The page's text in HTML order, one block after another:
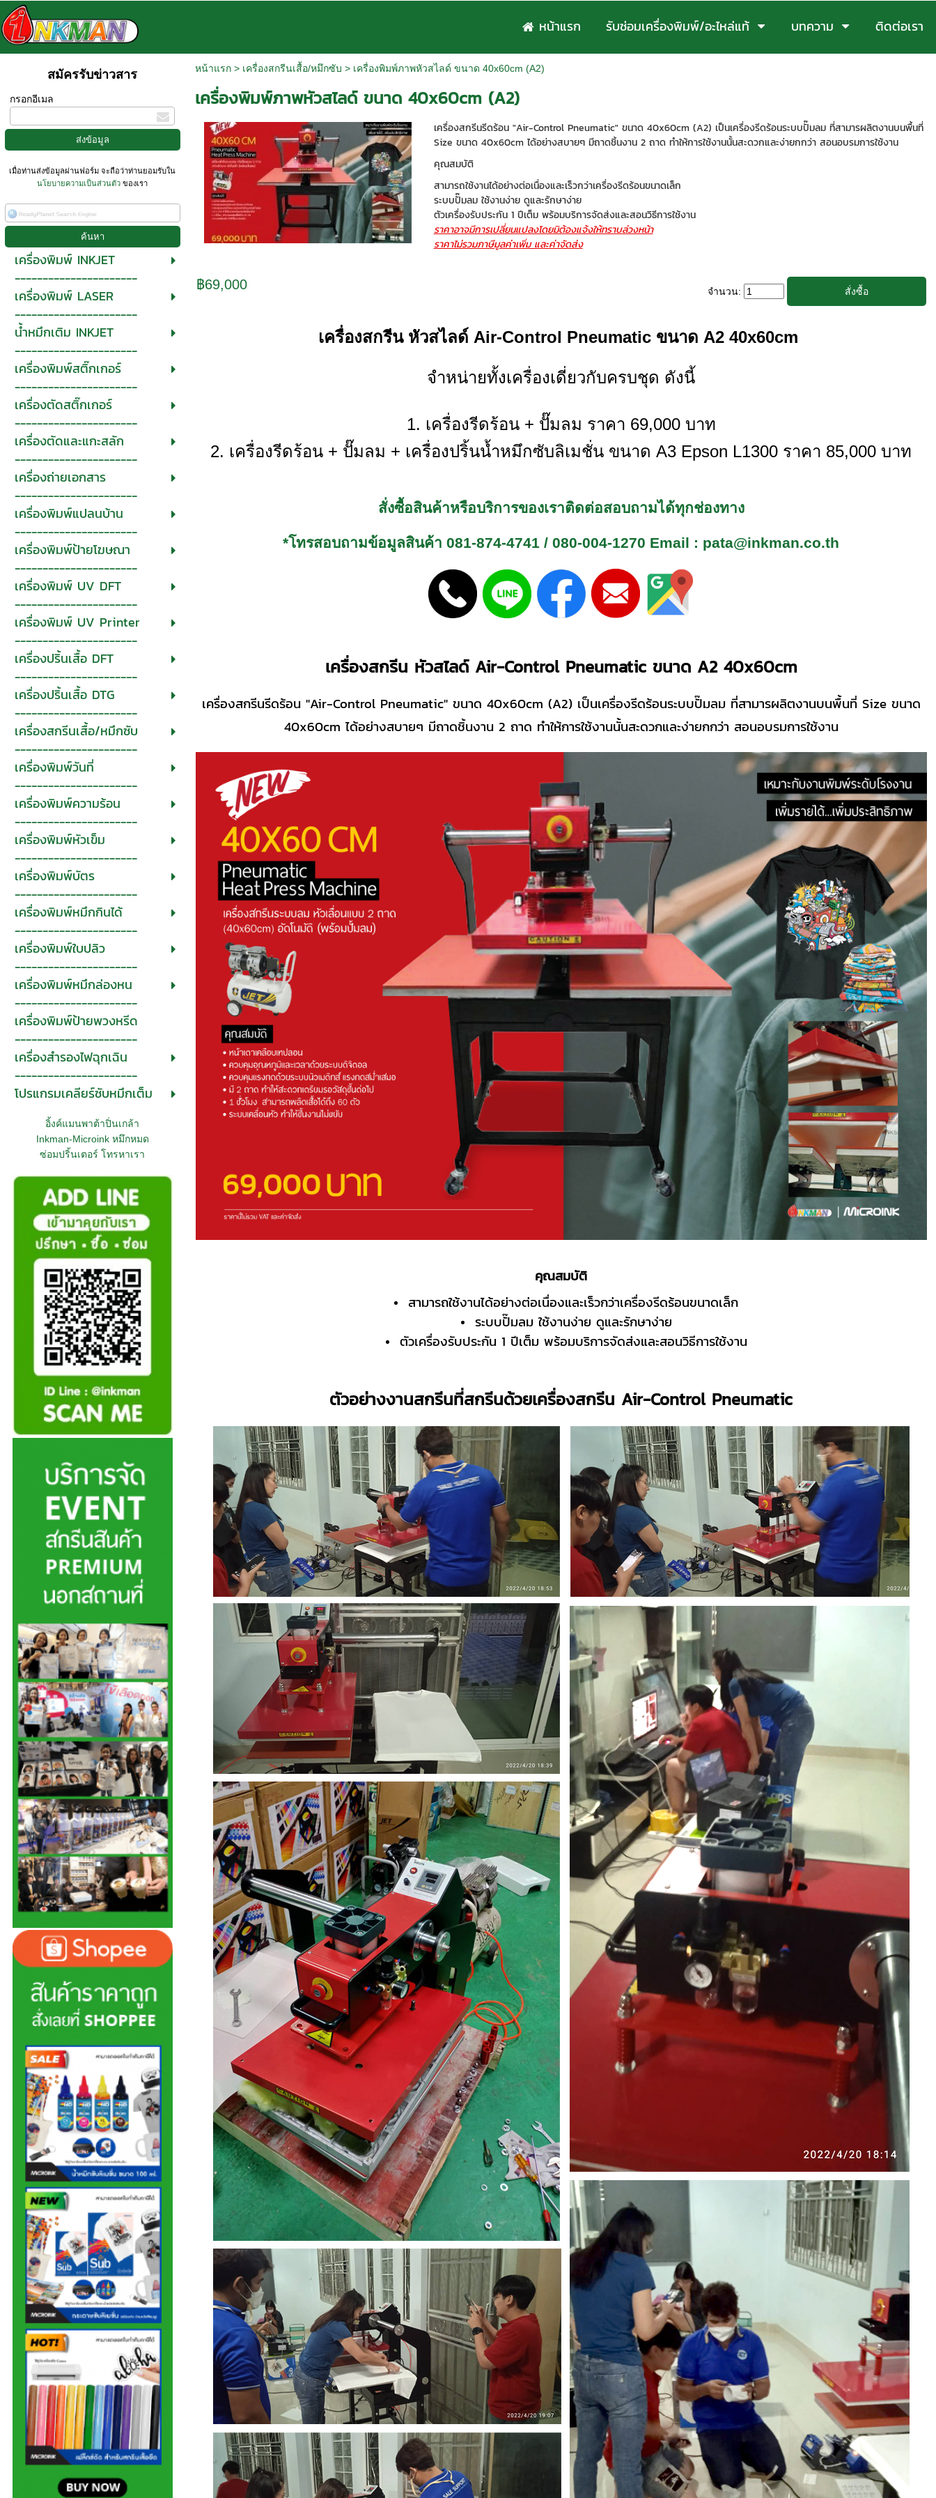
หน้าแรก รับซ่อมเครื่องพิมพ์/อะไหล่แท้ บทความ ติดต่อเรา
สมัครรับข่าวสาร
กรอกอีเมล
เมื่อท่านส่งข้อมูลผ่านฟอร์ม จะถือว่าท่านยอมรับใน
นโยบายความเป็นส่วนตัวของเรา
เครื่องพิมพ์ INKJET
----------------------
เครื่องพิมพ์ LASER
----------------------
น้ำหมึกเติม INKJET
----------------------
เครื่องพิมพ์สติ๊กเกอร์
----------------------
เครื่องตัดสติ๊กเกอร์
----------------------
เครื่องตัดและแกะสลัก
----------------------
เครื่องถ่ายเอกสาร
----------------------
เครื่องพิมพ์แปลนบ้าน
----------------------
เครื่องพิมพ์ป้ายโฆษณา
----------------------
เครื่องพิมพ์ UV DFT
----------------------
เครื่องพิมพ์ UV Printer
----------------------
เครื่องปริ้นเสื้อ DFT
----------------------
เครื่องปริ้นเสื้อ DTG
----------------------
เครื่องสกรีนเสื้อ/หมึกซับ
----------------------
เครื่องพิมพ์วันที่
----------------------
เครื่องพิมพ์ความร้อน
----------------------
เครื่องพิมพ์หัวเข็ม
----------------------
เครื่องพิมพ์บัตร
----------------------
เครื่องพิมพ์หมึกกินได้
----------------------
เครื่องพิมพ์ใบปลิว
----------------------
เครื่องพิมพ์หมึกล่องหน
----------------------
เครื่องพิมพ์ป้ายพวงหรีด
----------------------
เครื่องสำรองไฟฉุกเฉิน
----------------------
โปรแกรมเคลียร์ซับหมึกเต็ม
อิ้งค์แมนพาต้าปิ่นเกล้า
Inkman-Microink หมึกหมด
ซ่อมปริ้นเตอร์ โทรหาเรา
หน้าแรก> เครื่องสกรีนเสื้อ/หมึกซับ > เครื่องพิมพ์ภาพหัวสไลด์ ขนาด 40x60cm (A2)
เครื่องพิมพ์ภาพหัวสไลด์ ขนาด 40x60cm (A2)
เครื่องสกรีนรีดร้อน "Air-Control Pneumatic" ขนาด 40x60cm (A2) เป็นเครื่องรีดร้อนระบบปั๊มลม ที่สามารผลิตงานบนพื้นที่
Size ขนาด 40x60cm ได้อย่างสบายๆ มีถาดชิ้นงาน 2 ถาด ทำให้การใช้งานนั้นสะดวกและง่ายกกว่า สอนอบรมการใช้งาน
คุณสมบัติ
สามารถใช้งานได้อย่างต่อเนื่องและเร็วกว่าเครื่องรีดร้อนขนาดเล็ก
ระบบปั๊มลม ใช้งานง่าย ดูและรักษาง่าย
ตัวเครื่องรับประกัน 1 ปีเต็ม พร้อมบริการจัดส่งและสอนวิธีการใช้งาน
ราคาอาจมีการเปลี่ยนแปลงโดยมิต้องแจ้งให้ทราบล่วงหน้า
ราคาไม่รวมภาษีมูลค่าเพิ่ม และค่าจัดส่ง
฿69,000 จำนวน:
เครื่องสกรีน หัวสไลด์ Air-Control Pneumatic ขนาด A2 40x60cm
จำหน่ายทั้งเครื่องเดี่ยวกับครบชุด ดังนี้
1. เครื่องรีดร้อน + ปั๊มลม ราคา 69,000 บาท
2. เครื่องรีดร้อน + ปั๊มลม + เครื่องปริ้นน้ำหมึกซับลิเมชั่น ขนาด A3 Epson L1300 ราคา 85,000 บาท
สั่งซื้อสินค้าหรือบริการของเราติดต่อสอบถามได้ทุกช่องทาง
*โทรสอบถามข้อมูลสินค้า081-874-4741 /080-004-1270 Email : pata@inkman.co.th
เครื่องสกรีน หัวสไลด์ Air-Control Pneumatic ขนาด A2 40x60cm
เครื่องสกรีนรีดร้อน "Air-Control Pneumatic" ขนาด 40x60cm (A2) เป็นเครื่องรีดร้อนระบบปั๊มลม ที่สามารผลิตงานบนพื้นที่ Size ขนาด
40x60cm ได้อย่างสบายๆ มีถาดชิ้นงาน 2 ถาด ทำให้การใช้งานนั้นสะดวกและง่ายกกว่า สอนอบรมการใช้งาน
คุณสมบัติ
สามารถใช้งานได้อย่างต่อเนื่องและเร็วกว่าเครื่องรีดร้อนขนาดเล็ก
ระบบปั๊มลม ใช้งานง่าย ดูและรักษาง่าย
ตัวเครื่องรับประกัน 1 ปีเต็ม พร้อมบริการจัดส่งและสอนวิธีการใช้งาน
ตัวอย่างงานสกรีนที่สกรีนด้วยเครื่องสกรีน Air-Control Pneumatic